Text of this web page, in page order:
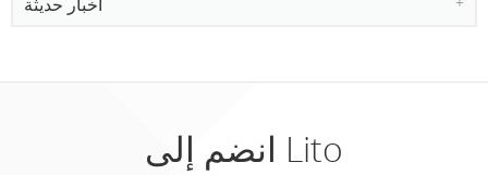
انضم إلى Lito